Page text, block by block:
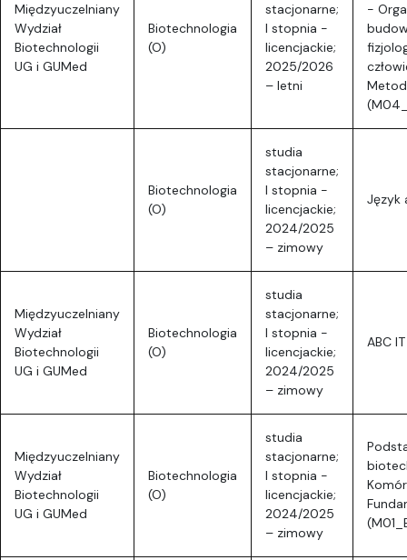
Międzyuczelniany
Wydział
Biotechnologii
UG i GUMed
Biotechnologia
(O)
stacjonarne;
I stopnia -
licencjackie;
2025/2026
– letni
-
Biotechnologia
(O)
studia
stacjonarne;
I stopnia -
licencjackie;
2024/2025
– zimowy
Język
Międzyuczelniany
Wydział
Biotechnologii
UG i GUMed
Biotechnologia
(O)
studia
stacjonarne;
I stopnia -
licencjackie;
2024/2025
– zimowy
ABC IT
Międzyuczelniany
Wydział
Biotechnologii
UG i GUMed
Biotechnologia
(O)
studia
stacjonarne;
I stopnia -
licencjackie;
2024/2025
– zimowy